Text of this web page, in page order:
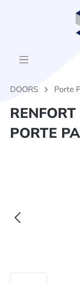
DOORS Porte
PORTE